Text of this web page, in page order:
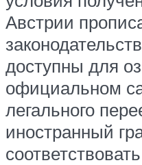
Австрии
доступны для
официальном
легального
иностранный